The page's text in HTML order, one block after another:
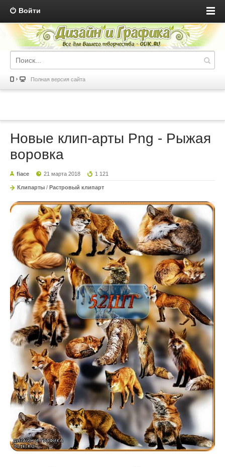
Войти
Полная версия сайта
Новые клип-арты Png - Рыжая
воровка
fiace 21 марта 2018 1 121
Клипарты / Растровый клипарт